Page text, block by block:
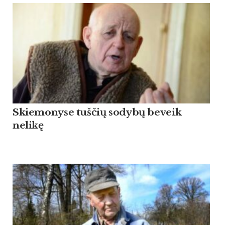
Skiemonyse tuščių sodybų beveik
nelikę